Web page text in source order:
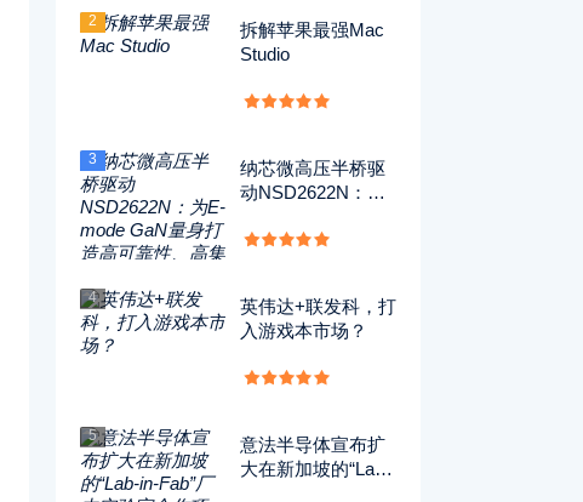
2
拆解苹果最强Mac
Studio
3
纳芯微高压半桥驱
动NSD2622N：为
打造高可靠性、高
4
英伟达+联发科，打
入游戏本市场？
5
意法半导体宣布扩
大在新加坡的“Lab-i